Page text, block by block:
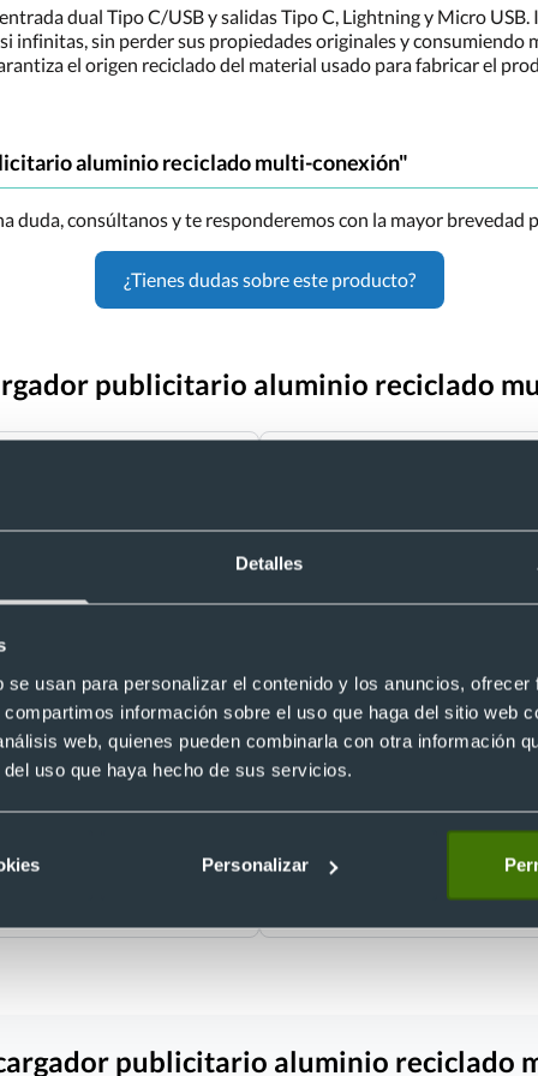
Detalles
usan para personalizar el contenido y los anuncios,
información sobre el uso que haga del sitio web
web, quienes pueden combinarla con otra información
uso que haya hecho de sus servicios.
Personalizar
dual Tipo C/USB y salidas Tipo C, Lightning y Micro
infinitas, sin perder sus propiedades originales y consumiendo
el origen reciclado del material usado para fabricar el
aluminio reciclado multi-conexión"
duda, consúltanos y te responderemos con la mayor brevedad
¿Tienes dudas sobre este producto?
publicitario aluminio reciclado
publicitario aluminio
en 1
Set cables cargadores
bambú y fibra de trigo
publicitario aluminio reciclado